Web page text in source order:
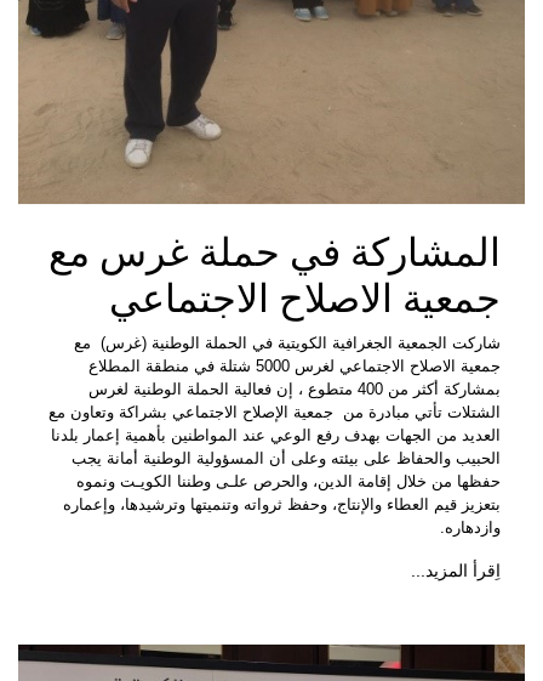
المشاركة في حملة غرس مع
جمعية الاصلاح الاجتماعي
شاركت الجمعية الجغرافية الكويتية في الحملة الوطنية (غرس) مع
جمعية الاصلاح الاجتماعي لغرس 5000 شتلة في منطقة المطلاع
بمشاركة أكثر من 400 متطوع ، إن فعالية الحملة الوطنية لغرس
الشتلات تأتي مبادرة من جمعية الإصلاح الاجتماعي بشراكة وتعاون مع
العديد من الجهات بهدف رفع الوعي عند المواطنين بأهمية إعمار بلدنا
الحبيب والحفاظ على بيئته وعلى أن المسؤولية الوطنية أمانة يجب
حفظها من خلال إقامة الدين، والحرص علـى وطننا الكويـت ونموه
بتعزيز قيم العطاء والإنتاج، وحفظ ثرواته وتنميتها وترشيدها، وإعماره
وازدهاره.
اِقرأ المزيد...